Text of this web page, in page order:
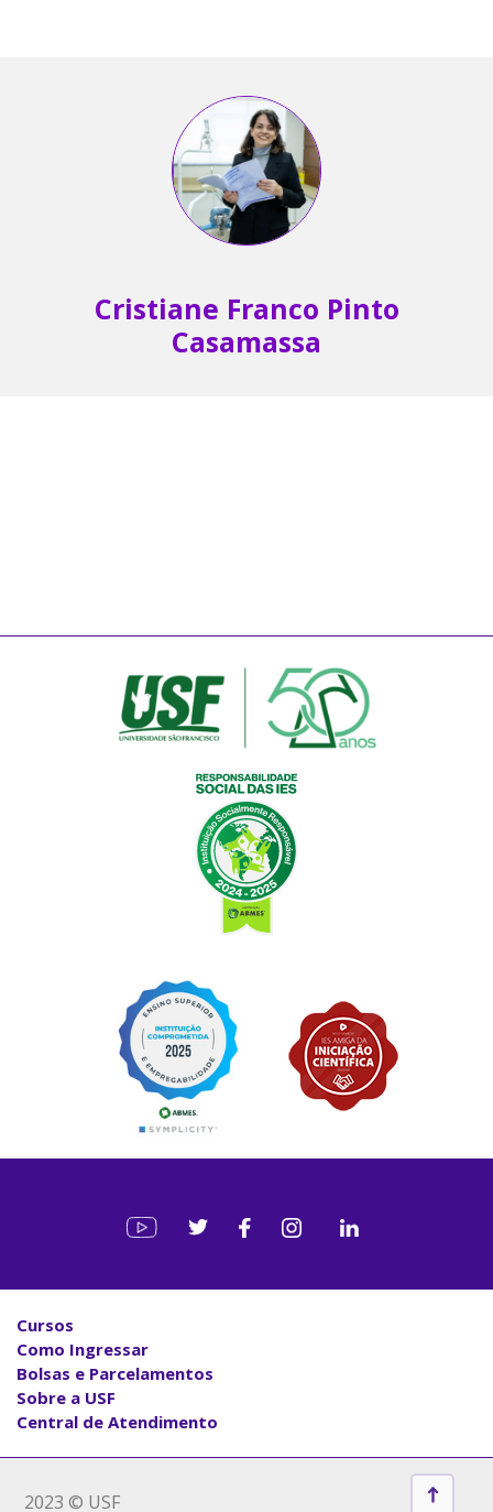
Cristiane Franco Pinto
Casamassa
Cursos
Como Ingressar
Bolsas e Parcelamentos
Sobre a USF
Central de Atendimento
2023 © USF